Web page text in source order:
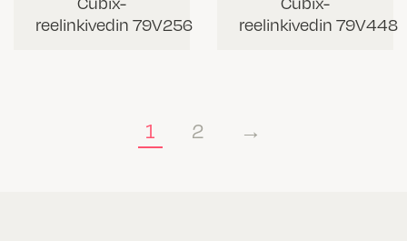
reelinkivedin 79V256
reelinkivedin 79V448
1 2 →